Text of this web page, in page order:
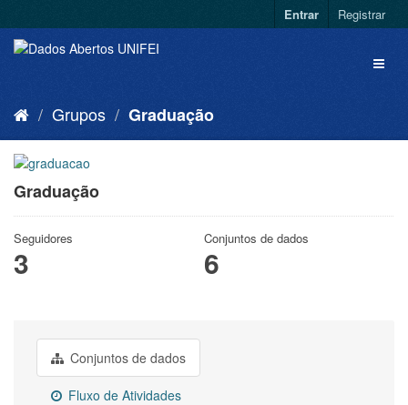
Entrar Registrar
Grupos Graduação
Graduação
Seguidores
3
Conjuntos de dados
6
Conjuntos de dados
Fluxo de Atividades